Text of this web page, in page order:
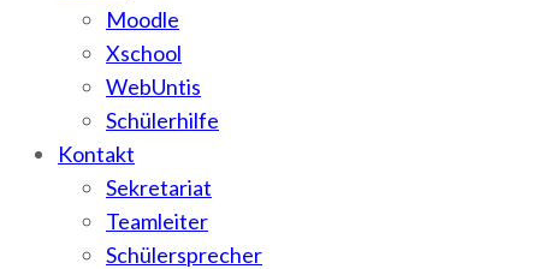
Moodle
Xschool
WebUntis
Schülerhilfe
Kontakt
Sekretariat
Teamleiter
Schülersprecher